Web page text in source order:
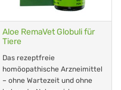
Aloe RemaVet Globuli für
Tiere
Das rezeptfreie
homöopathische Arzneimittel
– ohne Wartezeit und ohne